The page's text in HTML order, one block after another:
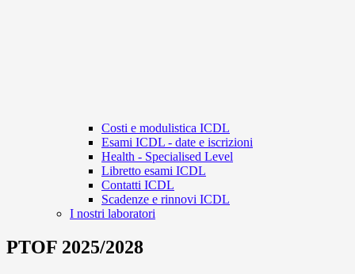
Costi e modulistica ICDL
Esami ICDL - date e iscrizioni
Health - Specialised Level
Libretto esami ICDL
Contatti ICDL
Scadenze e rinnovi ICDL
I nostri laboratori
PTOF 2025/2028